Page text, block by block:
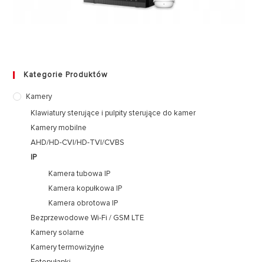
Kategorie Produktów
Kamery
Klawiatury sterujące i pulpity sterujące do kamer
Kamery mobilne
AHD/HD-CVI/HD-TVI/CVBS
IP
Kamera tubowa IP
Kamera kopułkowa IP
Kamera obrotowa IP
Bezprzewodowe Wi-Fi / GSM LTE
Kamery solarne
Kamery termowizyjne